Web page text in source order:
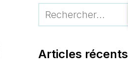
Articles récents